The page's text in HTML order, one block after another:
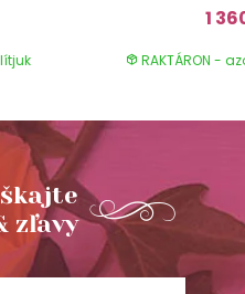
1
RAKTÁRON -
zľavy